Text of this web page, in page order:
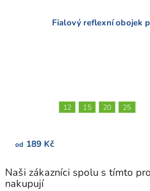
Fialový reflexní obojek
od 189 Kč
12 15 20 25
Naši zákazníci spolu s tímto
nakupují